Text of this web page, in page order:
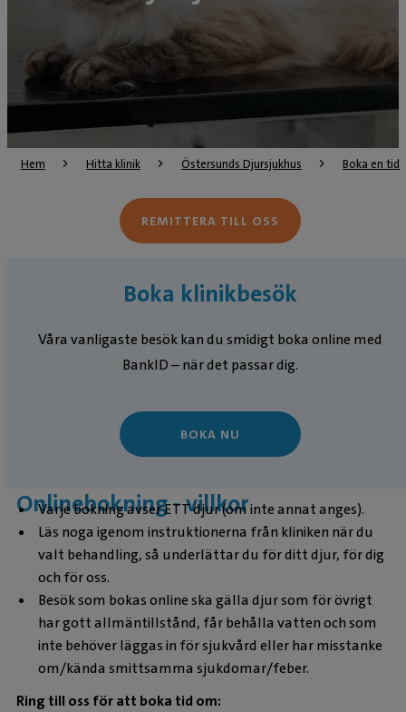
Hem Hitta klinik Östersunds Djursjukhus Boka en tid
Boka klinikbesök
Våra vanligaste besök kan du smidigt boka online med
BankID – när det passar dig.
BOKA NU
Onlinebokning - villkor
Varje bokning avser ETT djur (om inte annat anges).
Läs noga igenom instruktionerna från kliniken när du
valt behandling, så underlättar du för ditt djur, för dig
och för oss.
Besök som bokas online ska gälla djur som för övrigt
har gott allmäntillstånd, får behålla vatten och som
inte behöver läggas in för sjukvård eller har misstanke
om/kända smittsamma sjukdomar/feber.
Ring till oss för att boka tid om:
REMITTERA TILL OSS